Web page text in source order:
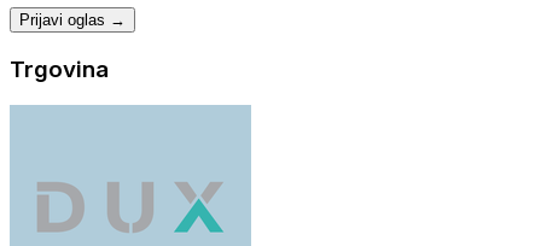
Prijavi oglas →
Trgovina